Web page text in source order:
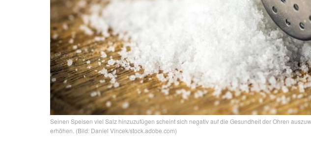
Seinen Speisen viel Salz hinzuzufügen scheint sich negativ auf die Gesundheit der Ohren
erhöhen. (Bild: Daniel Vincek/stock.adobe.com)